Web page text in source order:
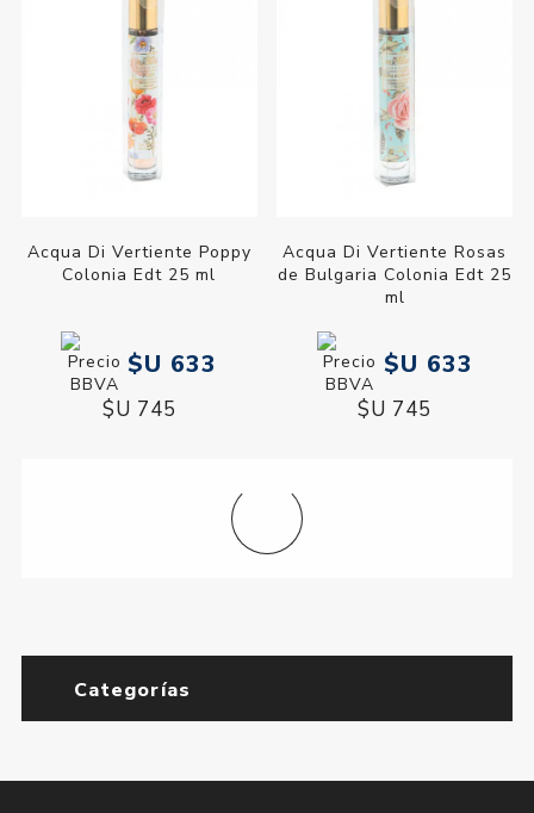
Acqua Di Vertiente Poppy
Colonia Edt 25 ml
$U 633
$U 745
Acqua Di Vertiente Rosas
de Bulgaria Colonia Edt 25
ml
$U 633
$U 745
Categorías